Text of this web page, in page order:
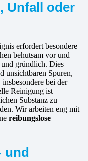
Unfall oder
erfordert besondere
behutsam vor und
gründlich. Dies
unsichtbaren Spuren,
bei der
Reinigung ist
Substanz zu
Wir arbeiten eng mit
reibungslose
und